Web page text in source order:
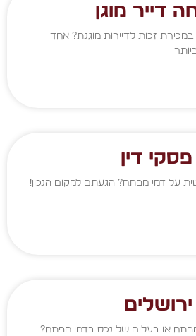
דייר מוגן
זכות לדיירות מוגנת? אחד
דין
על דמי מפתח? הגעתם למקום הנכון!
מפתח או בעלים של נכס בדמי מפתח?